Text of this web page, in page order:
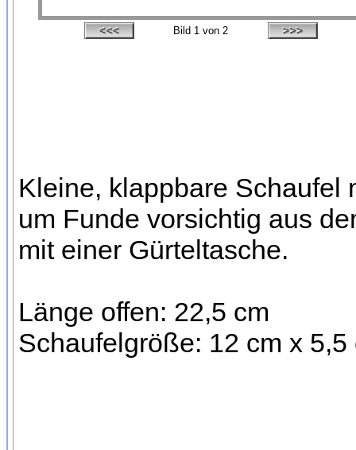
Bild 1 von 2
Kleine, klappbare Schaufel
um Funde vorsichtig aus
mit einer Gürteltasche.
Länge offen: 22,5 cm
Schaufelgröße: 12 cm x 5,5